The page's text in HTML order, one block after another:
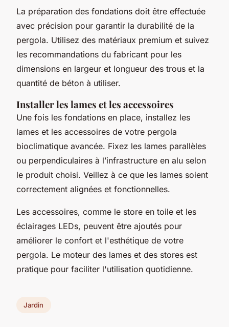
La préparation des fondations doit être effectuée
avec précision pour garantir la durabilité de la
pergola. Utilisez des matériaux premium et suivez
les recommandations du fabricant pour les
dimensions en largeur et longueur des trous et la
quantité de béton à utiliser.
Installer les lames et les accessoires
Une fois les fondations en place, installez les
lames et les accessoires de votre pergola
bioclimatique avancée. Fixez les lames parallèles
ou perpendiculaires à l’infrastructure en alu selon
le produit choisi. Veillez à ce que les lames soient
correctement alignées et fonctionnelles.
Les accessoires, comme le store en toile et les
éclairages LEDs, peuvent être ajoutés pour
améliorer le confort et l'esthétique de votre
pergola. Le moteur des lames et des stores est
pratique pour faciliter l'utilisation quotidienne.
Jardin